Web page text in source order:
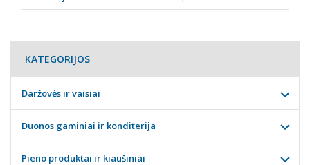
KATEGORIJOS
Daržovės ir vaisiai
Duonos gaminiai ir konditerija
Pieno produktai ir kiaušiniai